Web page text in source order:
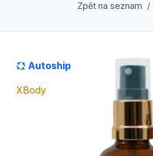
Zpět na seznam
Autoship
XBody